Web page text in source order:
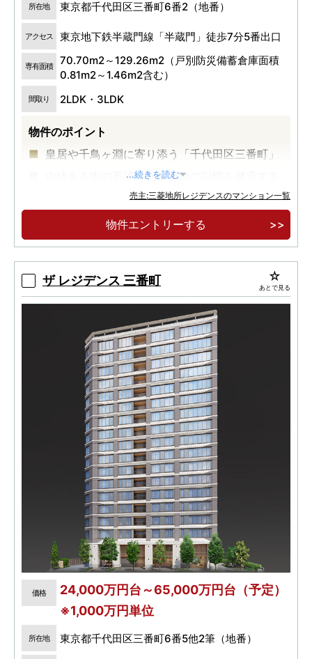
所在地 東京都千代田区三番町6番2（地番）
アクセス 東京地下鉄半蔵門線「半蔵門」徒歩7分5番出口
専有面積
70.70m2～129.26m2（戸別防災備蓄倉庫面積
0.81m2～1.46m2含む）
間取り 2LDK・3LDK
物件のポイント
皇居や千鳥ヶ淵に寄り添う「千代田区三番町」
由緒ある街の系譜と従前建物の記憶を継承する
千鳥ヶ淵の桜や水景など、季節ごとに移りゆく
自然の潤いを身近にするロケーション。
...続きを読む
売主:三菱地所レジデンスのマンション一覧
物件エントリーする
ザ レジデンス 三番町 あとで見る
価格
24,000万円台～65,000万円台（予定）
※1,000万円単位
所在地 東京都千代田区三番町6番5他2筆（地番）